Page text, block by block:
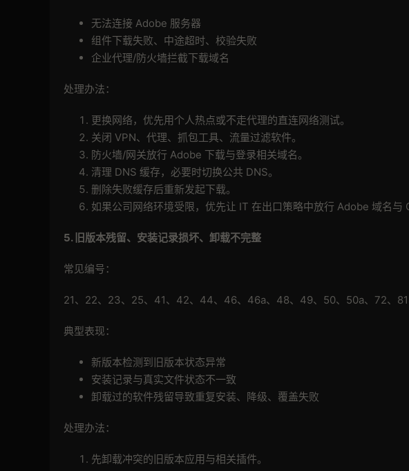
无法连接 Adobe 服务器
组件下载失败、中途超时、校验失败
企业代理/防火墙拦截下载域名
处理办法：
更换网络，优先用个人热点或不走代理的直连网络测试。
关闭 VPN、代理、抓包工具、流量过滤软件。
防火墙/网关放行 Adobe 下载与登录相关域名。
清理 DNS 缓存，必要时切换公共 DNS。
删除失败缓存后重新发起下载。
如果公司网络环境受限，优先让 IT 在出口策略中放行 Adobe 域名与
5. 旧版本残留、安装记录损坏、卸载不完整
常见编号：
21、22、23、25、41、42、44、46、46a、48、49、50、50a、72、
典型表现：
新版本检测到旧版本状态异常
安装记录与真实文件状态不一致
卸载过的软件残留导致重复安装、降级、覆盖失败
处理办法：
先卸载冲突的旧版本应用与相关插件。